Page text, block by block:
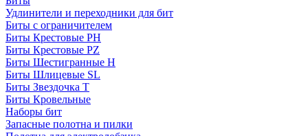
Удлинители и переходники для бит
Биты с ограничителем
Биты Крестовые PH
Биты Крестовые PZ
Биты Шестигранные H
Биты Шлицевые SL
Биты Звездочка T
Биты Кровельные
Наборы бит
Запасные полотна и пилки